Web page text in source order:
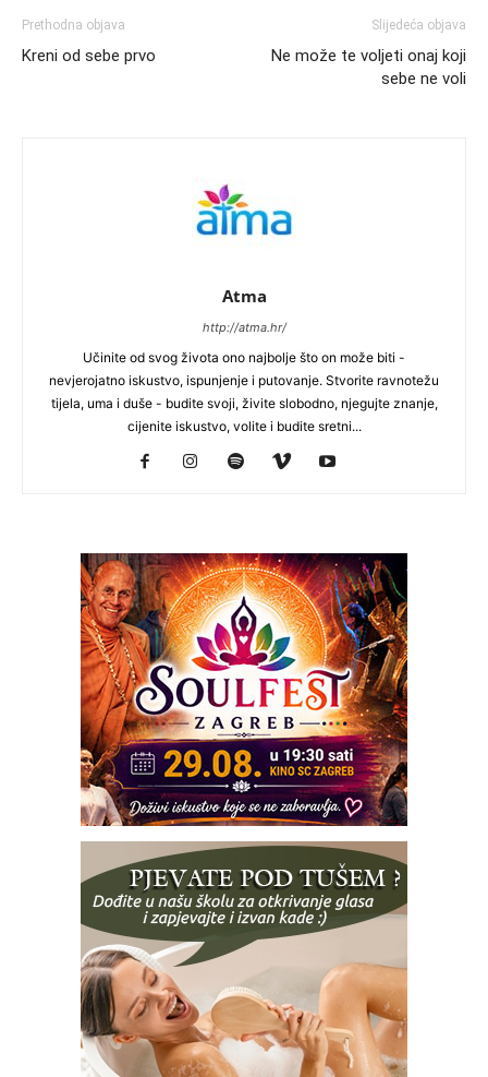
Prethodna objava
Kreni od sebe prvo
Slijedeća objava
Ne može te voljeti onaj koji
sebe ne voli
Atma
http://atma.hr/
Učinite od svog života ono najbolje što on može biti -
nevjerojatno iskustvo, ispunjenje i putovanje. Stvorite ravnotežu
tijela, uma i duše - budite svoji, živite slobodno, njegujte znanje,
cijenite iskustvo, volite i budite sretni...